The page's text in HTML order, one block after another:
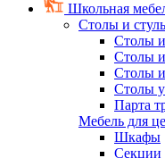
Школьная
Столы и
Столы и
Столы и
Столы и
Столы
Парта
Мебель для
Шкафы
Секции